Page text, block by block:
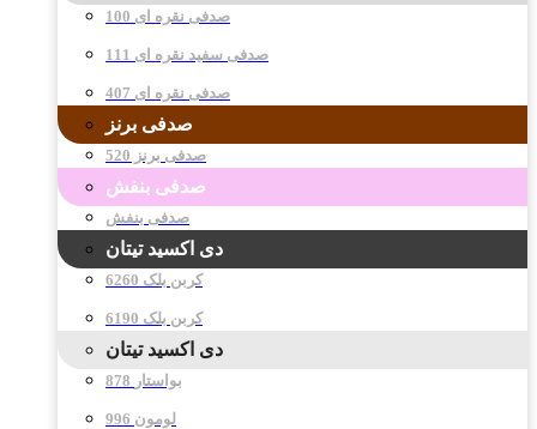
صدفی نقره ای 100
صدفی سفید نقره ای 111
صدفی نقره ای 407
صدفی برنز
صدفی برنز 520
صدفی بنفش
صدفی بنفش
دی اکسید تیتان
کربن بلک 6260
کربن بلک 6190
دی اکسید تیتان
878 بواستار
996 لومون